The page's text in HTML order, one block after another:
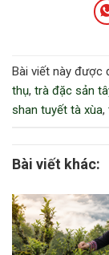
Bài viết này được
thụ, trà đặc sản
shan tuyết tà xùa,
Bài viết khác: